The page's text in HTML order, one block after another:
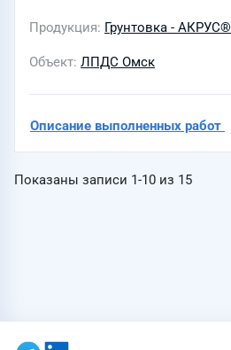
Продукция Грунтовка -
Объект ЛПДС Омск
Описание выполненных работ
Показаны записи 1-10 из 15